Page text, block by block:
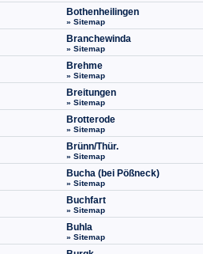
Bothenheilingen
» Sitemap
Branchewinda
» Sitemap
Brehme
» Sitemap
Breitungen
» Sitemap
Brotterode
» Sitemap
Brünn/Thür.
» Sitemap
Bucha (bei Pößneck)
» Sitemap
Buchfart
» Sitemap
Buhla
» Sitemap